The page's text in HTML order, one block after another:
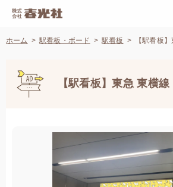
ホーム 駅看板・ボード 駅看板 【駅看板
【駅看板】東急 東横